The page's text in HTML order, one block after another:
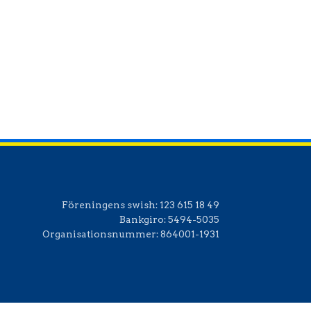
Föreningens swish: 123 615 18 49
Bankgiro:5494-5035
Organisationsnummer:864001-1931